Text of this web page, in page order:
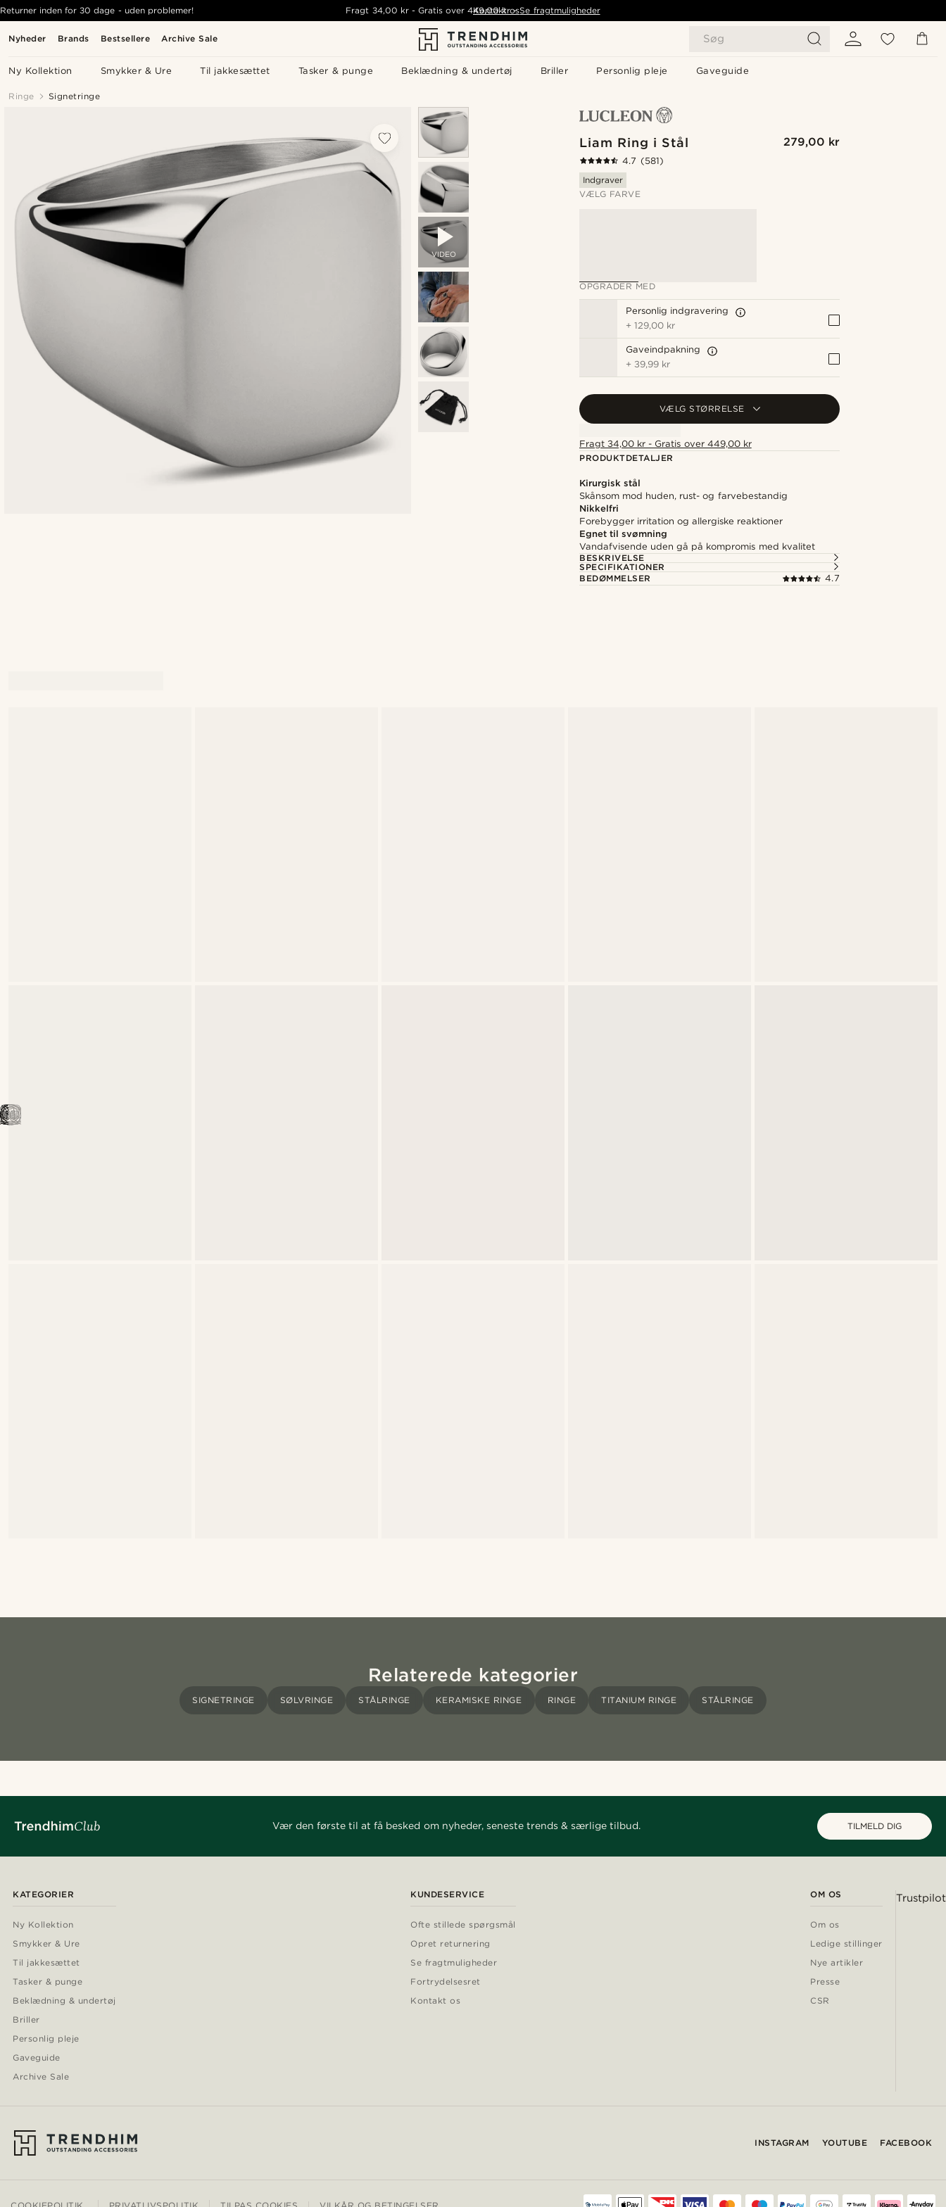
Nyheder Brands Bestsellere Archive Sale Søg
Ny Kollektion Smykker & Ure Til jakkesættet Tasker & punge Beklædning & undertøj Briller Personlig pleje Gaveguide
Returner inden for 30 dage - uden problemer! Fragt 34,00 kr- Gratis over 449,00 kr - Se fragtmuligheder
Kontakt os
Ringe Signetringe
VIDEO
Liam Ring i Stål 279,00 kr
4.7 (581)
Indgraver
VÆLG FARVE
OPGRADER MED
Personlig indgravering
+129,00 kr
Gaveindpakning
+ 39,99 kr
VÆLG STØRRELSE
Fragt 34,00 kr - Gratis over 449,00 kr
PRODUKTDETALJER
Kirurgisk stål
Skånsom mod huden, rust- og farvebestandig
Nikkelfri
Forebygger irritation og allergiske reaktioner
Egnet til svømning
Vandafvisende uden gå på kompromis med kvalitet
BESKRIVELSE
SPECIFIKATIONER
BEDØMMELSER
4.7
Relaterede kategorier
SIGNETRINGE SØLVRINGE STÅLRINGE KERAMISKE RINGE RINGE TITANIUM RINGE STÅLRINGE
Vær den første til at få besked om nyheder, seneste trends & særlige tilbud. TILMELD DIG
KATEGORIER
Ny Kollektion
Smykker & Ure
Til jakkesættet
Tasker & punge
Beklædning & undertøj
Briller
Personlig pleje
Gaveguide
Archive Sale
KUNDESERVICE
Ofte stillede spørgsmål
Opret returnering
Se fragtmuligheder
Fortrydelsesret
Kontakt os
OM OS
Om os
Ledige stillinger
Nye artikler
Presse
CSR
Trustpilot
INSTAGRAM YOUTUBE FACEBOOK